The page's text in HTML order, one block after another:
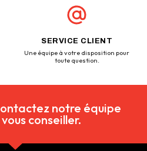
SERVICE CLIENT
Une équipe à votre disposition pour
toute question.
notre équipe
conseiller.